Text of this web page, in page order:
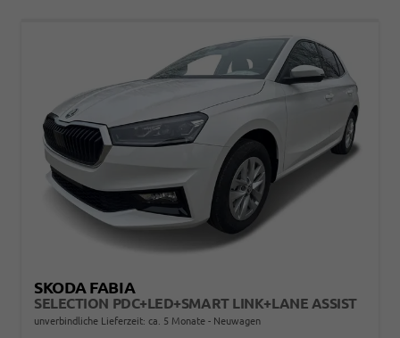
SKODA FABIA
SELECTION PDC+LED+SMART LINK+LANE ASSIST
unverbindliche Lieferzeit: ca. 5 Monate Neuwagen